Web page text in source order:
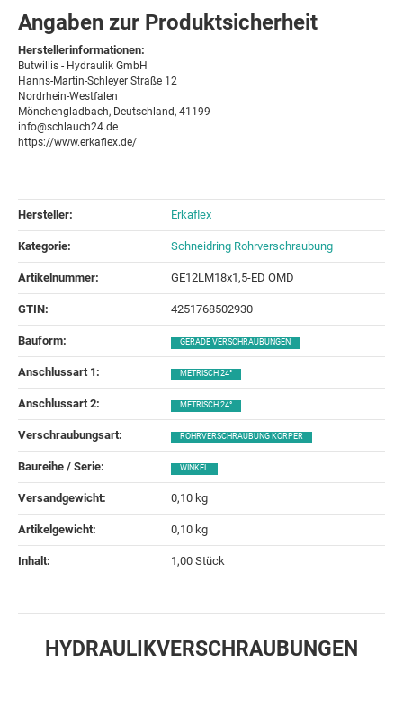
Angaben zur Produktsicherheit
Herstellerinformationen:
Butwillis - Hydraulik GmbH
Hanns-Martin-Schleyer Straße 12
Nordrhein-Westfalen
Mönchengladbach, Deutschland, 41199
info@schlauch24.de
https://www.erkaflex.de/
Hersteller: Erkaflex
Kategorie: Schneidring Rohrverschraubung
Artikelnummer: GE12LM18x1,5-ED OMD
GTIN: 4251768502930
Bauform‍: GERADE VERSCHRAUBUNGEN
Anschlussart 1‍: METRISCH 24°
Anschlussart 2‍: METRISCH 24°
Verschraubungsart‍: ROHRVERSCHRAUBUNG KÖRPER
Baureihe / Serie‍: WINKEL
Versandgewicht‍: 0,10 kg
Artikelgewicht‍: 0,10 kg
Inhalt‍: 1,00 Stück
HYDRAULIKVERSCHRAUBUNGEN